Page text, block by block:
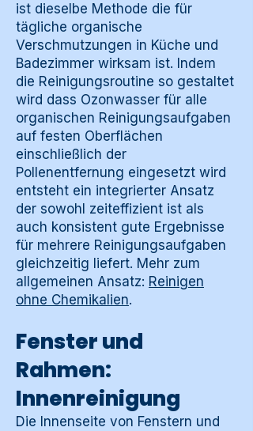
ist dieselbe Methode die für
tägliche organische
Verschmutzungen in Küche und
Badezimmer wirksam ist. Indem
die Reinigungsroutine so gestaltet
wird dass Ozonwasser für alle
organischen Reinigungsaufgaben
auf festen Oberflächen
einschließlich der
Pollenentfernung eingesetzt wird
entsteht ein integrierter Ansatz
der sowohl zeiteffizient ist als
auch konsistent gute Ergebnisse
für mehrere Reinigungsaufgaben
gleichzeitig liefert. Mehr zum
allgemeinen Ansatz: Reinigen
ohne Chemikalien.
Fenster und
Rahmen:
Innenreinigung
Die Innenseite von Fenstern und